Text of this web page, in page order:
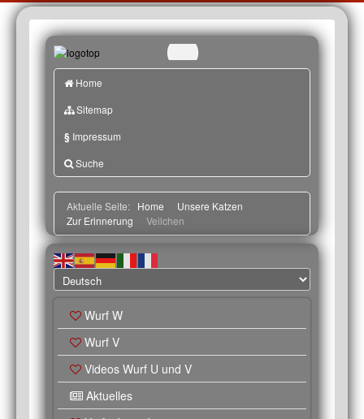
Home
Sitemap
§ Impressum
Suche
Aktuelle Seite: Home
Unsere Katzen
Zur Erinnerung
Veilchen
Wurf W
Wurf V
Videos Wurf U und V
Aktuelles